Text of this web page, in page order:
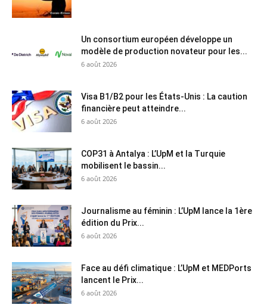
Un consortium européen développe un
modèle de production novateur pour les...
6 août 2026
Visa B1/B2 pour les États-Unis : La caution
financière peut atteindre...
6 août 2026
COP31 à Antalya : L’UpM et la Turquie
mobilisent le bassin...
6 août 2026
Journalisme au féminin : L’UpM lance la 1ère
édition du Prix...
6 août 2026
Face au défi climatique : L’UpM et MEDPorts
lancent le Prix...
6 août 2026